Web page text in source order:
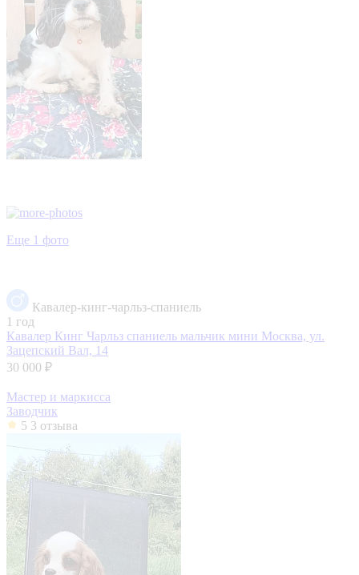
Еще 1 фото
Кавалер-кинг-чарльз-спаниель
1 год
Кавалер Кинг Чарльз спаниель мальчик мини Москва, ул.
Зацепский Вал, 14
30 000 ₽
Мастер и маркисса
Заводчик
5 3 отзыва